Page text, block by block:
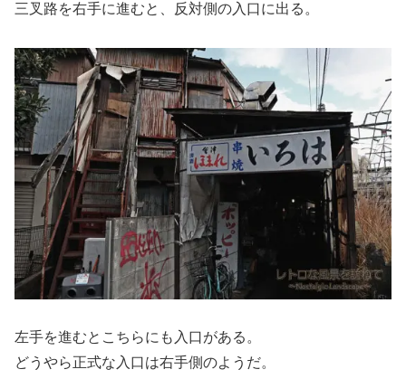
三叉路を右手に進むと、反対側の入口に出る。
左手を進むとこちらにも入口がある。
どうやら正式な入口は右手側のようだ。